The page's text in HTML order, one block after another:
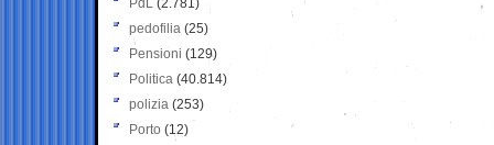
PdL (2.781)
pedofilia (25)
Pensioni (129)
Politica (40.814)
polizia (253)
Porto (12)